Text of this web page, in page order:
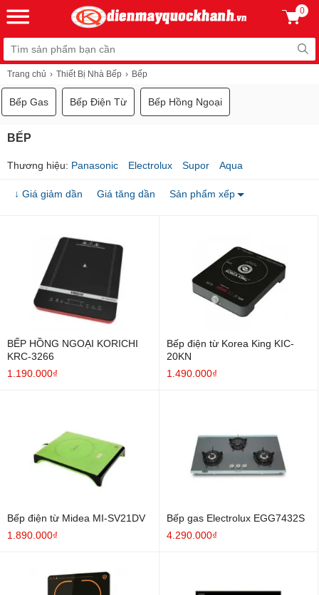
0
Trang chủ Thiết Bị Nhà Bếp Bếp
Bếp Gas Bếp Điện Từ Bếp Hồng Ngoại
BẾP
Thương hiệu: Panasonic Electrolux Supor Aqua
↓ Giá giảm dần Giá tăng dần Sản phẩm xếp
BẾP HỒNG NGOẠI KORICHI
KRC-3266
1.190.000₫
Bếp điện từ Korea King KIC-
20KN
1.490.000₫
Bếp điện từ Midea MI-SV21DV
1.890.000₫
Bếp gas Electrolux EGG7432S
4.290.000₫